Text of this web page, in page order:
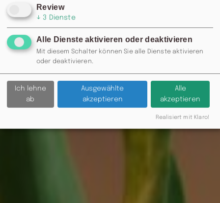
Review
↓ 3 Dienste
Alle Dienste aktivieren oder deaktivieren
Mit diesem Schalter können Sie alle Dienste aktivieren
oder deaktivieren.
Ich lehne
ab
Ausgewählte
akzeptieren
Alle
akzeptieren
Realisiert mit Klaro!